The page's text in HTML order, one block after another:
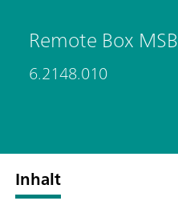
Remote Box MSB
6.2148.010
Inhalt